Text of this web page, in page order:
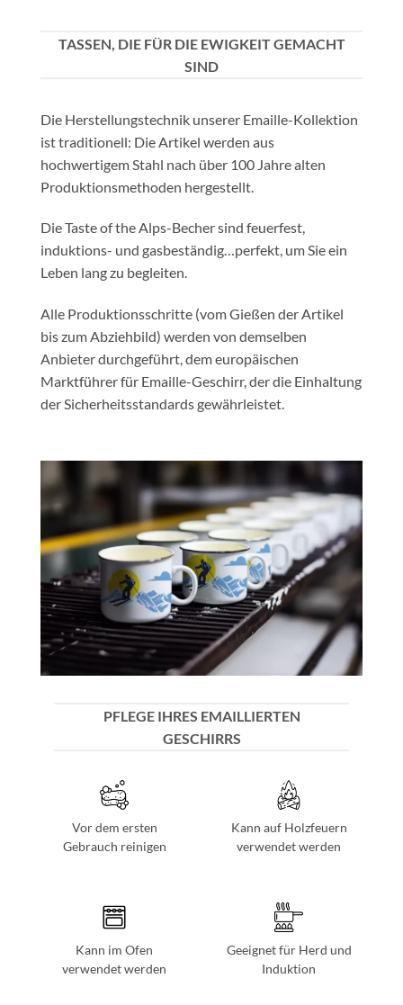
TASSEN, DIE FÜR DIE EWIGKEIT GEMACHT
SIND
Die Herstellungstechnik unserer Emaille-Kollektion
ist traditionell: Die Artikel werden aus
hochwertigem Stahl nach über 100 Jahre alten
Produktionsmethoden hergestellt.
Die Taste of the Alps-Becher sind feuerfest,
induktions- und gasbeständig…perfekt, um Sie ein
Leben lang zu begleiten.
Alle Produktionsschritte (vom Gießen der Artikel
bis zum Abziehbild) werden von demselben
Anbieter durchgeführt, dem europäischen
Marktführer für Emaille-Geschirr, der die Einhaltung
der Sicherheitsstandards gewährleistet.
PFLEGE IHRES EMAILLIERTEN
GESCHIRRS
Vor dem ersten
Gebrauch reinigen
Kann auf Holzfeuern
verwendet werden
Kann im Ofen
verwendet werden
Geeignet für Herd und
Induktion